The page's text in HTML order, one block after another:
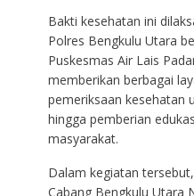
Bakti kesehatan ini
Polres Bengkulu Utara
Puskesmas Air Lais
memberikan berbagai
pemeriksaan kesehatan
hingga pemberian
masyarakat.
Dalam kegiatan
Cabang Bengkulu Utara